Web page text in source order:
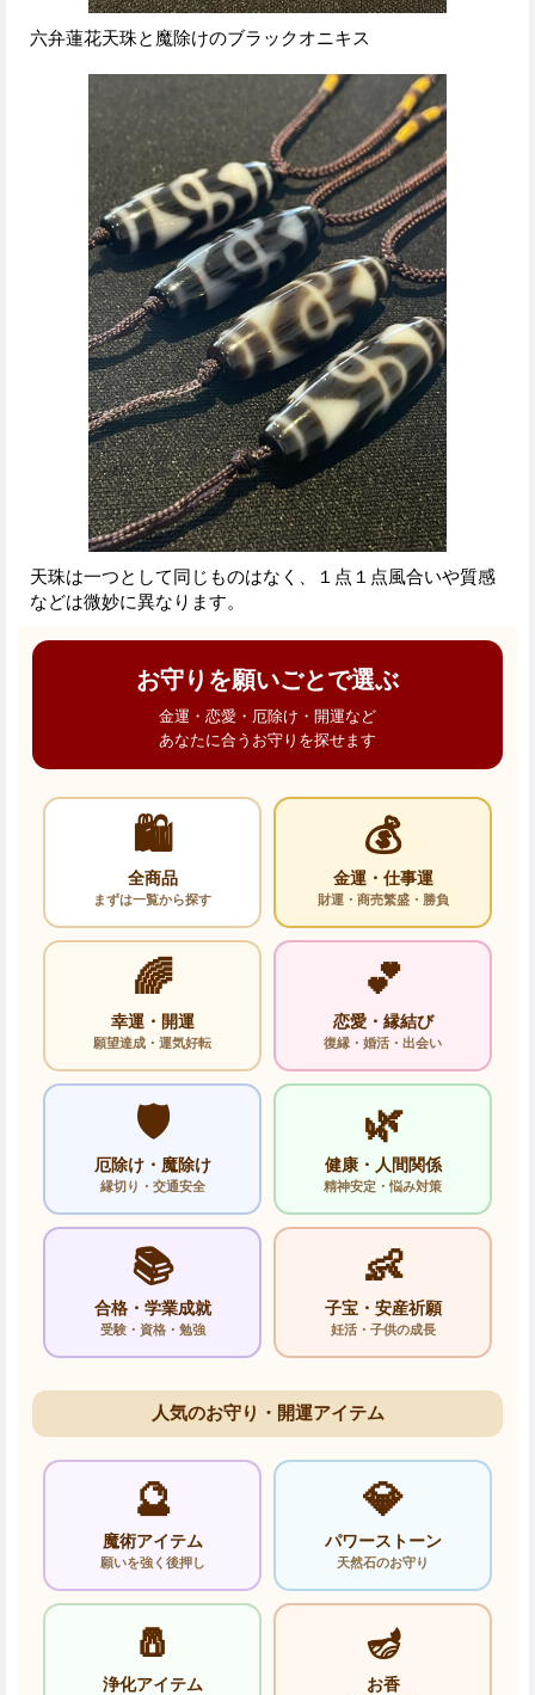
六弁蓮花天珠と魔除けのブラックオニキス
天珠は一つとして同じものはなく、１点１点風合いや質感
などは微妙に異なります。
お守りを願いごとで選ぶ
金運・恋愛・厄除け・開運など
あなたに合うお守りを探せます
🛍️
全商品
まずは一覧から探す
💰
金運・仕事運
財運・商売繁盛・勝負
🌈
幸運・開運
願望達成・運気好転
💕
恋愛・縁結び
復縁・婚活・出会い
🛡️
厄除け・魔除け
縁切り・交通安全
🌿
健康・人間関係
精神安定・悩み対策
📚
合格・学業成就
受験・資格・勉強
👶
子宝・安産祈願
妊活・子供の成長
人気のお守り・開運アイテム
🔮
魔術アイテム
願いを強く後押し
💎
パワーストーン
天然石のお守り
🧂
浄化アイテム
🪔
お香